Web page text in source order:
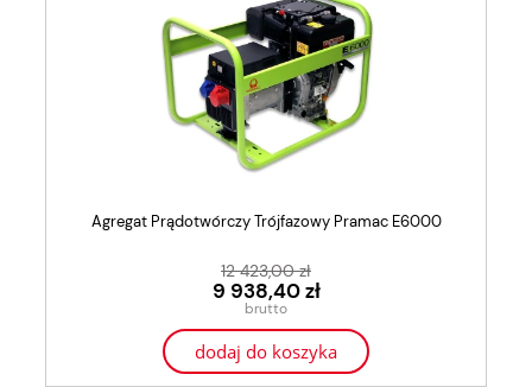
Agregat Prądotwórczy Trójfazowy Pramac E6000
12 423,00 zł
9 938,40 zł
dodaj do koszyka